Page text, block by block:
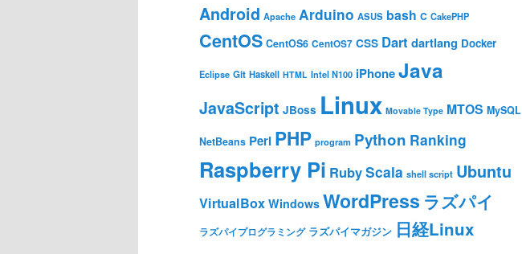
Android Apache Arduino ASUS bash C CakePHP
CentOS CentOS6 CentOS7 CSS Dart dartlang Docker
Eclipse Git Haskell HTML Intel N100 iPhoneJava
JavaScript JBoss Linux Movable Type MTOS MySQL
NetBeans Perl PHP program Python Ranking
Raspberry Pi RubyScala shell script Ubuntu
VirtualBox Windows WordPress ラズパイ
ラズパイプログラミング ラズパイマガジン 日経Linux